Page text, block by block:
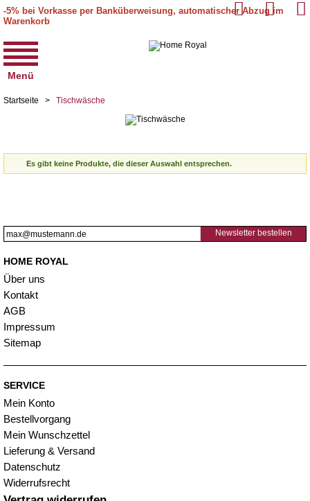
-5% bei Vorkasse per Banküberweisung, automatischer Abzug im
Warenkorb
Menü
Startseite > Tischwäsche
Es gibt keine Produkte, die dieser Auswahl entsprechen.
Newsletter bestellen
HOME ROYAL
Über uns
Kontakt
AGB
Impressum
Sitemap
SERVICE
Mein Konto
Bestellvorgang
Mein Wunschzettel
Lieferung & Versand
Datenschutz
Widerrufsrecht